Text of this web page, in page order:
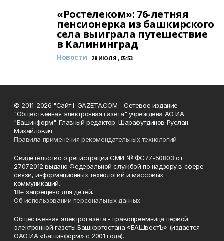
«Ростелеком»: 76-летняя
пенсионерка из башкирского
села выиграла путешествие
в Калининград
Новости 28 ИЮЛЯ , 05:53
© 2011-2026 "Сайт I-GAZETA.COM - Сетевое издание
"Общественная электронная газета" учреждена АО ИА
"Башинформ". Главный редактор: Шарафутдинов Руслан
Михайлович.
Правила применения рекомендательных технологий
Свидетельство о регистрации СМИ № ФС77-50803 от
27.07.2012 выдано Федеральной службой по надзору в сфере
связи, информационных технологий и массовых
коммуникаций.
18+ запрещено для детей.
Об использовании персональных данных
Общественная электрогазета - правопреемница первой
электронной газеты Башкортостана «БАШвестЪ» (издается
ОАО ИА «Башинформ» с 2001 года).